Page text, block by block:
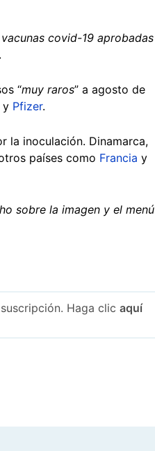
covid-19 aprobadas
“muy raros” a agosto de
y Pfizer.
la inoculación. Dinamarca,
países como Francia y
sobre la imagen y el menú
Haga clic aquí